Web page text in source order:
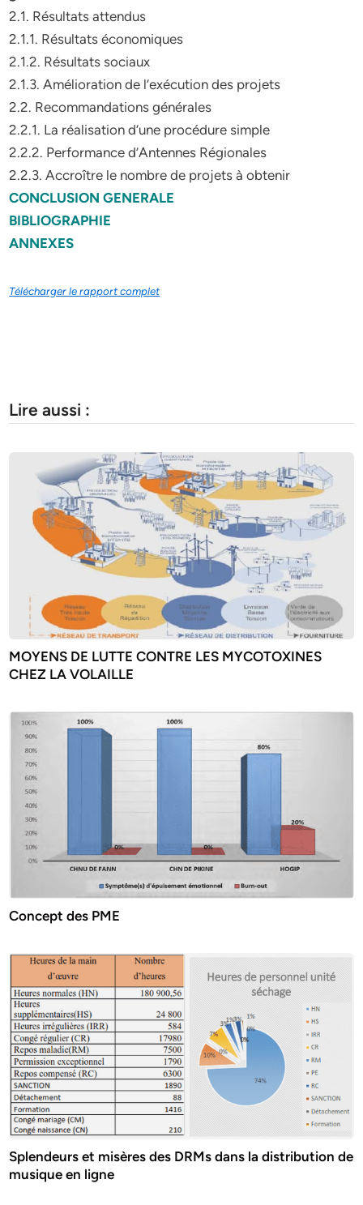
2.1. Résultats attendus
2.1.1. Résultats économiques
2.1.2. Résultats sociaux
2.1.3. Amélioration de l’exécution des projets
2.2. Recommandations générales
2.2.1. La réalisation d’une procédure simple
2.2.2. Performance d’Antennes Régionales
2.2.3. Accroître le nombre de projets à obtenir
CONCLUSION GENERALE
BIBLIOGRAPHIE
ANNEXES
Télécharger le rapport complet
Lire aussi :
MOYENS DE LUTTE CONTRE LES MYCOTOXINES
CHEZ LA VOLAILLE
Concept des PME
Splendeurs et misères des DRMs dans la distribution de
musique en ligne